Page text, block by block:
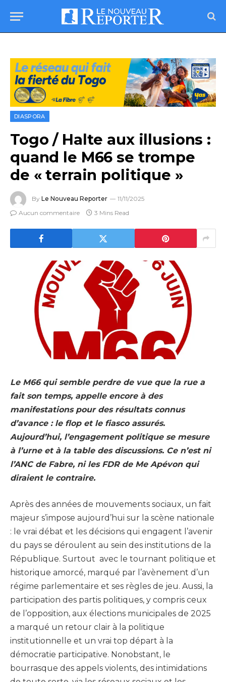
DIASPORA
Togo / Halte aux illusions :
quand le M66 se trompe
de « terrain politique »
By Le Nouveau Reporter
11/11/2025
Aucun commentaire
3 Mins Read
Le M66 qui semble perdre de vue que la rue a
fait son temps, appelle encore à des
manifestations pour des résultats connus
d’avance : le flop et le fiasco assurés.
Aujourd’hui, l’engagement politique se mesure
à l’urne et à la table des discussions. Ce n’est ni
l’ANC de Fabre, ni les FDR de Me Apévon qui
diraient le contraire.
Après des années de mouvements sociaux, un fait
majeur s’impose aujourd’hui sur la scène nationale
: le vrai débat et les décisions qui engagent l’avenir
du pays se déroulent au sein des institutions de la
République. Surtout avec le tournant politique et
historique amorcé, marqué par l’avènement d’un
régime parlementaire et ses règles de jeu. Aussi, la
participation des partis politiques, y compris ceux
de l’opposition, aux élections municipales de 2025
a marqué un retour clair à la politique
institutionnelle et un vrai top départ à la
démocratie participative. Nonobstant, le
bourrasque des appels violents, des intimidations